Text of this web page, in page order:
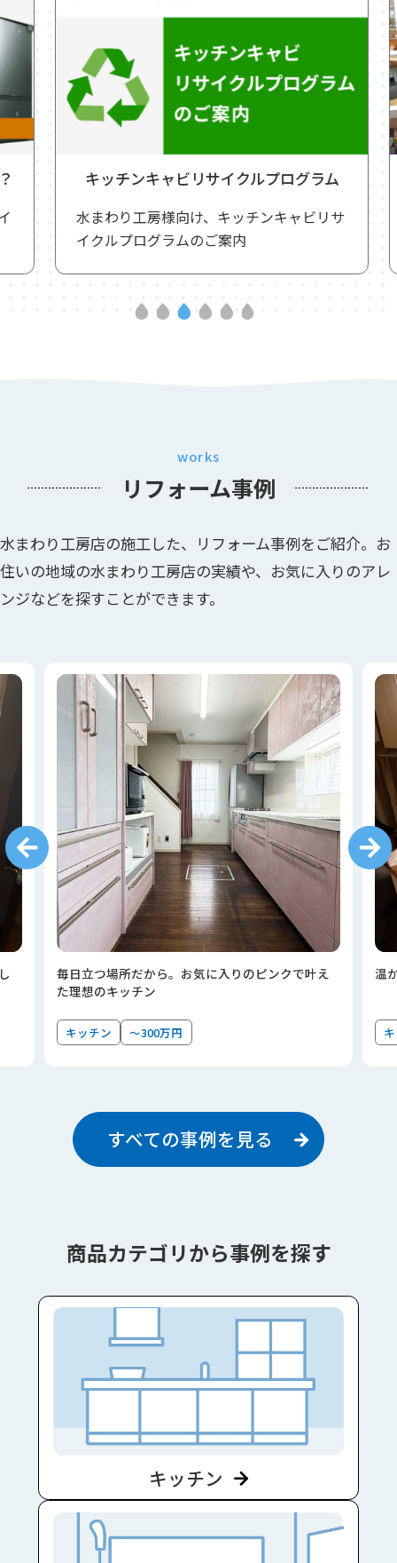
キッチンキャビリサイクルプログラム
水まわり工房様向け、キッチンキャビリサ
イクルプログラムのご案内
works
リフォーム事例
水まわり工房店の施工した、リフォーム事例をご紹介。お
住いの地域の水まわり工房店の実績や、お気に入りのアレ
ンジなどを探すことができます。
毎日立つ場所だから。お気に入りのピンクで叶え
た理想のキッチン
キッチン ～300万円
温
すべての事例を見る
商品カテゴリから事例を探す
キッチン